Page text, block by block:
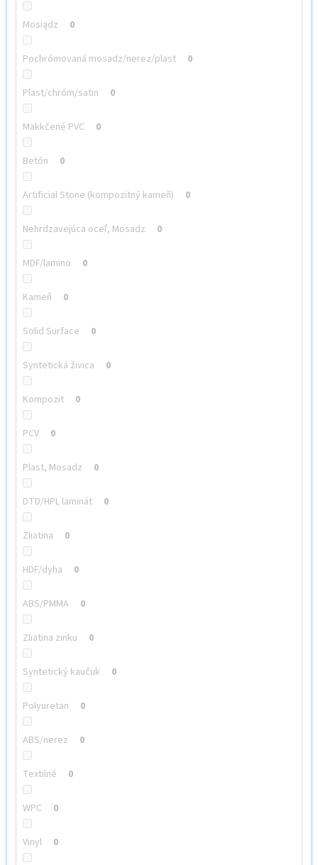
Mosiądz 0
Pochrómovaná mosadz/nerez/plast 0
Plast/chróm/satin 0
Mäkkčené PVC 0
Betón 0
Artificial Stone (kompozitný kameň) 0
Nehrdzavejúca oceľ, Mosadz 0
MDF/lamino 0
Kameň 0
Solid Surface 0
Syntetická živica 0
Kompozit 0
PCV 0
Plast, Mosadz 0
DTD/HPL laminát 0
Zliatina 0
HDF/dyha 0
ABS/PMMA 0
Zliatina zinku 0
Syntetický kaučuk 0
Polyuretan 0
ABS/nerez 0
Textilné 0
WPC 0
Vinyl 0